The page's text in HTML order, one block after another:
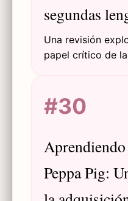
segundas
Una revisión
papel crítico de
estrategias
futuras de
#30
Peppa Pig: